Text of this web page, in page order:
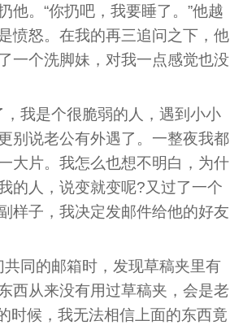
他。“你扔吧，我要睡了。”他越
愤怒。在我的再三追问之下，他
一个洗脚妹，对我一点感觉也没
，我是个很脆弱的人，遇到小小
别说老公有外遇了。一整夜我都
大片。我怎么也想不明白，为什
的人，说变就变呢?又过了一个
样子，我决定发邮件给他的好友
共同的邮箱时，发现草稿夹里有
西从来没有用过草稿夹，会是老
时候，我无法相信上面的东西竟